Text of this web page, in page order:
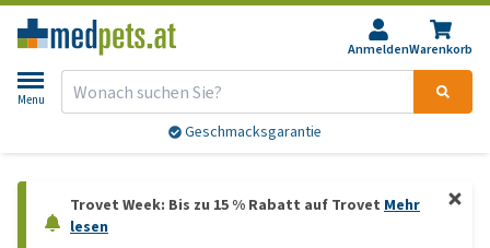
AnmeldenWarenkorb
Menu
Geschmacksgarantie
Trovet Week: Bis zu 15 % Rabatt auf Trovet Mehr
lesen